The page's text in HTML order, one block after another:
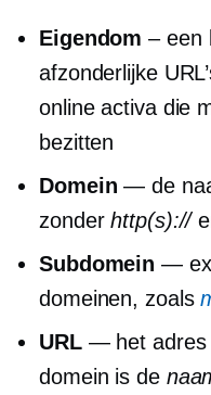
Eigendom – een
afzonderlijke
online activa die
bezitten
Domein — de
zonderhttp(s)://
Subdomein —
domeinen, zoals
URL— het adres
domein is de